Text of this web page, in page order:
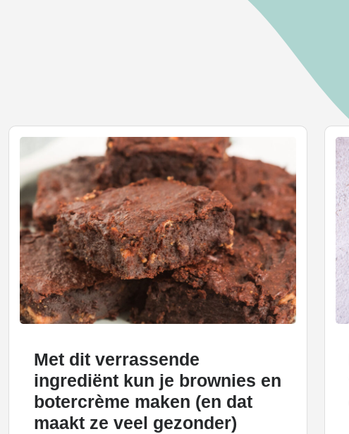
Met dit verrassende
ingrediënt kun je brownies en
botercrème maken (en dat
maakt ze veel gezonder)